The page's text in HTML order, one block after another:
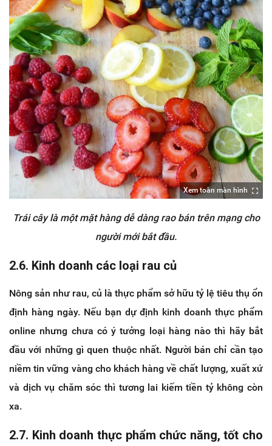
Xem toàn màn hình
Trái cây là một mặt hàng dễ dàng rao bán trên mạng cho
người mới bắt đầu.
2.6. Kinh doanh các loại rau củ
Nông sản như rau, củ là thực phẩm sở hữu tỷ lệ tiêu thụ ổn
định hàng ngày. Nếu bạn dự định kinh doanh thực phẩm
online nhưng chưa có ý tưởng loại hàng nào thì hãy bắt
đầu với những gì quen thuộc nhất. Người bán chỉ cần tạo
niềm tin vững vàng cho khách hàng về chất lượng, xuất xứ
và dịch vụ chăm sóc thì tương lai kiếm tiền tỷ không còn
xa.
2.7. Kinh doanh thực phẩm chức năng, tốt cho